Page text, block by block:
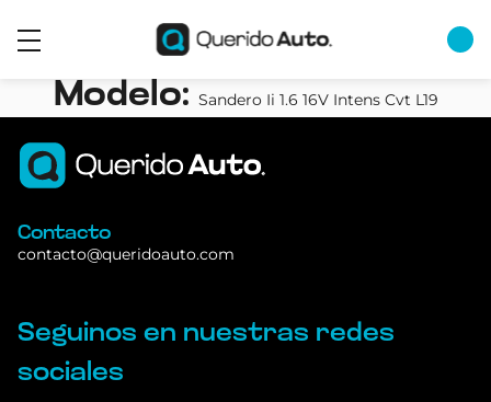
Modelo: Sandero Ii 1.6 16V Intens Cvt L19
Contacto
contacto@queridoauto.com
Seguinos en nuestras redes
sociales